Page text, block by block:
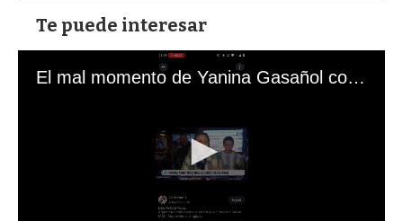
Te puede interesar
El mal momento de Yanina Gasañol con un hincha argentino en "Subrayado"